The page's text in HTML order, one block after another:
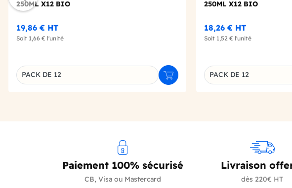
250ML X12 BIO
19,86 € HT
Soit 1,66 € l'unité
Déclinaison du produit
PACK DE 12 Ajouter au panier
250ML X12 BIO
18,26 € HT
Soit 1,52 € l'unité
Déclinaison du produit
PACK DE 12
Paiement 100% sécurisé
CB, Visa ou Mastercard
Livraison
dès 220€ HT